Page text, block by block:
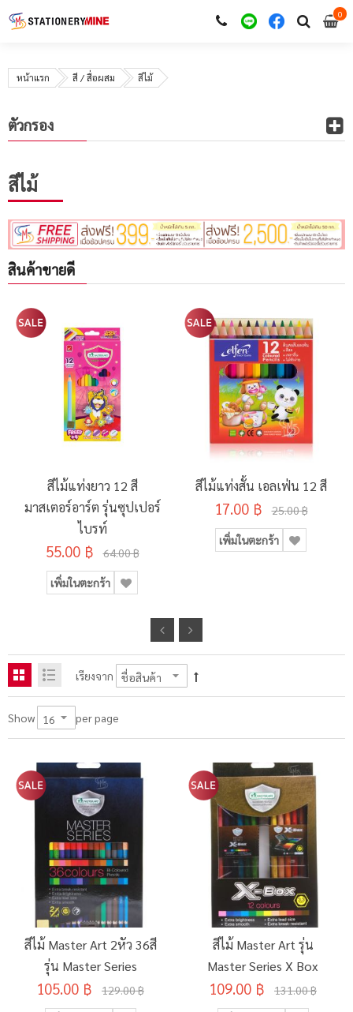
00
หน้าแรก สี / สื่อผสม สีไม้
สีไม้
สินค้าขายดี
สีไม้แท่งยาว 12 สี
มาสเตอร์อาร์ต รุ่นซุปเปอร์
ไบรท์
55.00 ฿ 64.00 ฿
เพิ่มในตะกร้า
สีไม้แท่งสั้น เอลเฟ่น 12 สี
17.00 ฿ 25.00 ฿
เพิ่มในตะกร้า
เรียงจาก
Show per page
สีไม้ Master Art 2หัว 36สี
รุ่น Master Series
105.00 ฿ 129.00 ฿
สีไม้ Master Art รุ่น
Master Series X Box
109.00 ฿ 131.00 ฿
ตัวกรอง